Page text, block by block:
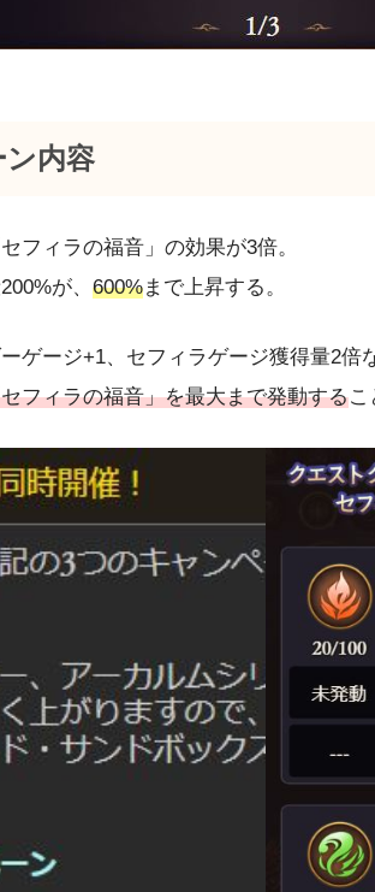
内容
フィラの福音」の効果が3倍。
が、 600%まで上昇する。
ゲージ+1、セフィラゲージ獲得量2倍
フィラの福音」を最大まで発動するこ